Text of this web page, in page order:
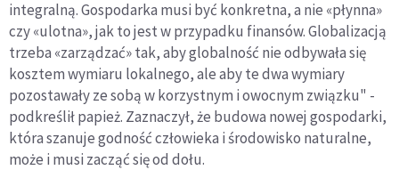
rozmów wojna na
Ukrainie
integralną. Gospodarka musi być konkretna, a nie «płynna»
czy «ulotna», jak to jest w przypadku finansów. Globalizacją
trzeba «zarządzać» tak, aby globalność nie odbywała się
kosztem wymiaru lokalnego, ale aby te dwa wymiary
pozostawały ze sobą w korzystnym i owocnym związku" -
podkreślił papież. Zaznaczył, że budowa nowej gospodarki,
która szanuje godność człowieka i środowisko naturalne,
może i musi zacząć się od dołu.